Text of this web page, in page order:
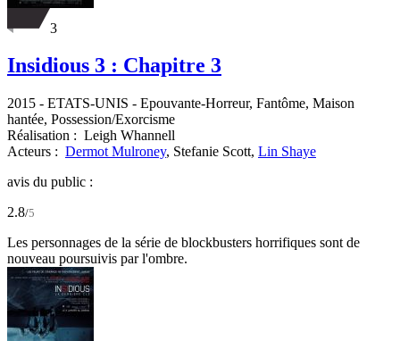
3
Insidious 3 : Chapitre 3
2015 - ETATS-UNIS - Epouvante-Horreur, Fantôme, Maison
hantée, Possession/Exorcisme
Réalisation : Leigh Whannell
Acteurs : Dermot Mulroney, Stefanie Scott, Lin Shaye
avis du public :
2.8/5
Les personnages de la série de blockbusters horrifiques sont de
nouveau poursuivis par l'ombre.